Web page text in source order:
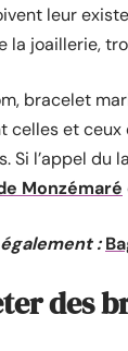
leur
la joaillerie,
bracelet
celles et ceux
Si l’appel
Monzémaré
:
des